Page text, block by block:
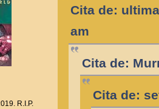
R.I.P.
Cita de:
am
Cita de:
Cita de: